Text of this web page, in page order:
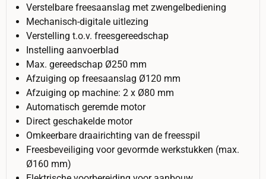
Verstelbare freesaanslag met zwengelbediening
Mechanisch-digitale uitlezing
Verstelling t.o.v. freesgereedschap
Instelling aanvoerblad
Max. gereedschap Ø250 mm
Afzuiging op freesaanslag Ø120 mm
Afzuiging op machine: 2 x Ø80 mm
Automatisch geremde motor
Direct geschakelde motor
Omkeerbare draairichting van de freesspil
Freesbeveiliging voor gevormde werkstukken (max.
Ø160 mm)